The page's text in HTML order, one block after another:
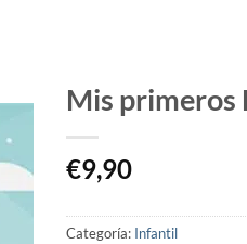
Mis primeros
€9,90
Categoría: Infantil